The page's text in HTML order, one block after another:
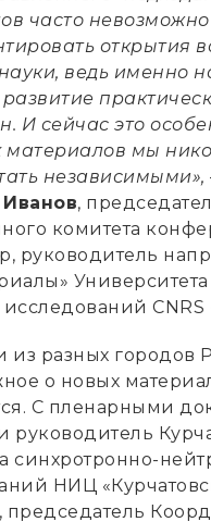
часто невозможно
открытия
ведь именно
И сейчас это
материалов мы
независимыми»,
,
комитета
руководитель
из разных городов
о новых
С пленарными
руководитель
синхротронно-
НИЦ
председатель